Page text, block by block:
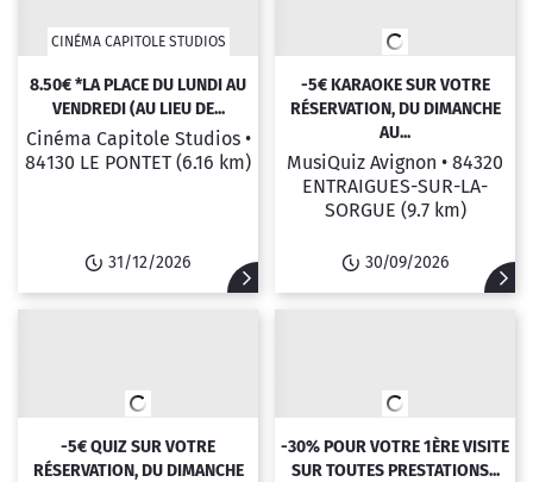
CINÉMA CAPITOLE STUDIOS
8.50€ *LA PLACE DU LUNDI AU
VENDREDI (AU LIEU DE...
Cinéma Capitole Studios •
84130 LE PONTET (6.16 km)
31/12/2026
-5€ KARAOKE SUR VOTRE
RÉSERVATION, DU DIMANCHE
AU...
MusiQuiz Avignon • 84320
ENTRAIGUES-SUR-LA-
SORGUE (9.7 km)
30/09/2026
-5€ QUIZ SUR VOTRE
RÉSERVATION, DU DIMANCHE
-30% POUR VOTRE 1ÈRE VISITE
SUR TOUTES PRESTATIONS...